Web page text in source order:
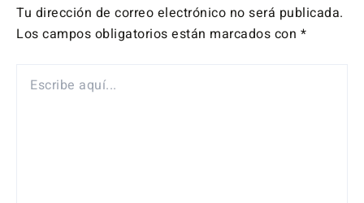
Tu dirección de correo electrónico no será publicada.
Los campos obligatorios están marcados con *
AQUÍ...